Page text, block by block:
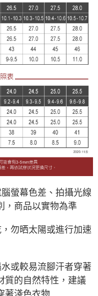
螢幕色差、拍攝光線
，商品以實物為準
勿晒太陽或進行加速
或較易流腳汗者穿著
質的自然特性，建議